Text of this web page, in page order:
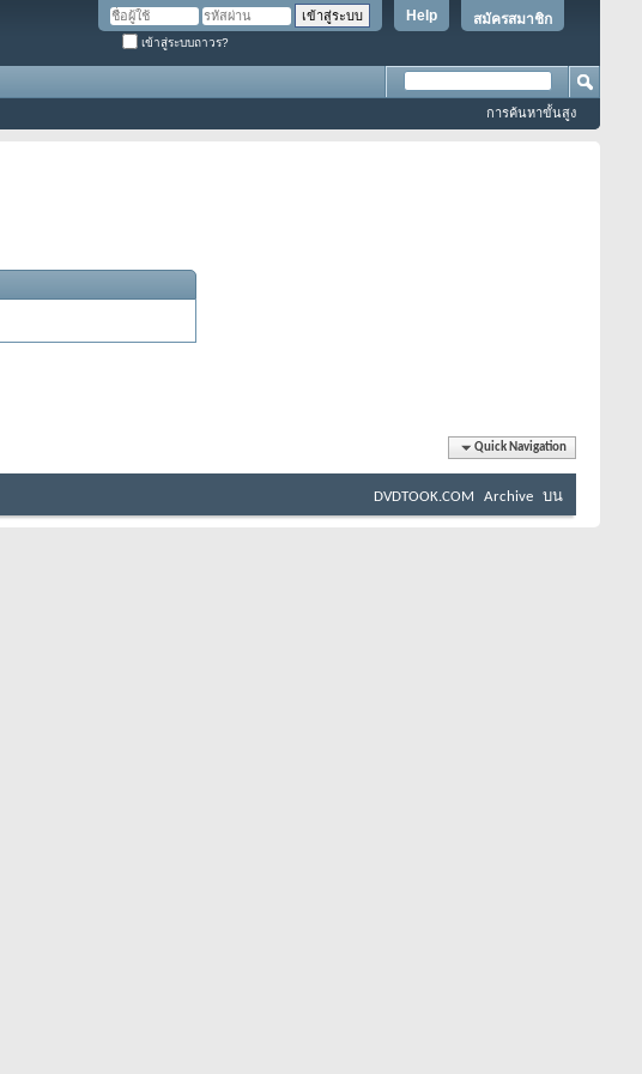
สมัครสมาชิก
Help
เข้าสู่ระบบถาวร?
การค้นหาขั้นสูง
Quick Navigation
DVDTOOK.COM Archive บน